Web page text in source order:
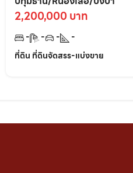
2,200,000 บาท
- - -
-
ที่ดิน ที่ดินจัดสรร-แบ่งขาย